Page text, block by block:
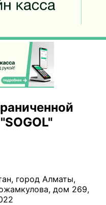
город Алматы,
дом 269,